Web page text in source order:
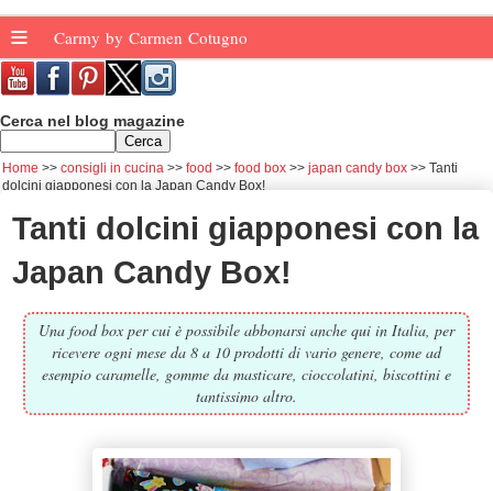
≡ Carmy by Carmen Cotugno
Cerca nel blog magazine
Home consigli in cucina food food box japan candy box
Tanti
dolcini giapponesi con la Japan Candy Box!
Tanti dolcini giapponesi con la
Japan Candy Box!
Una food box per cui è possibile abbonarsi anche qui in Italia, per
ricevere ogni mese da 8 a 10 prodotti di vario genere, come ad
esempio caramelle, gomme da masticare, cioccolatini, biscottini e
tantissimo altro.